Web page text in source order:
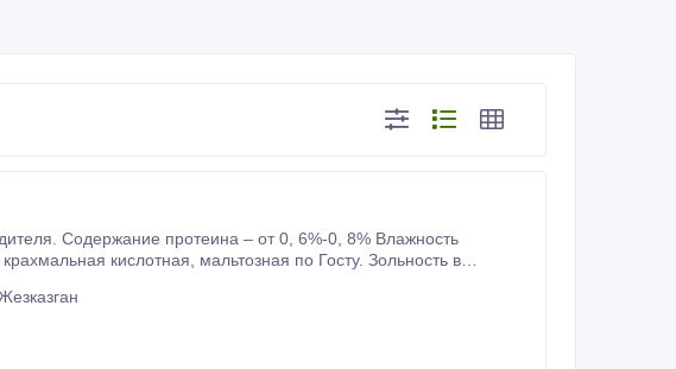
Содержание протеина – от 0, 6%-0, 8% Влажность